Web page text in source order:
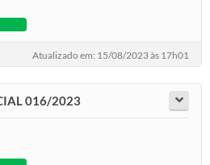
Atualizado em: 15/08/2023 às 17h01
016/2023